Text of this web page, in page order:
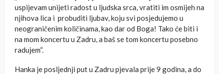
uspijevam unijeti radost u ljudska srca, vratiti im osmijeh na
njihova lica i probuditi ljubav, koju svi posjedujemo u
neograničenim količinama, kao dar od Boga! Tako će biti i
na mom koncertu u Zadru, a baš se tom koncertu posebno
radujem“.
Hanka je posljednji put u Zadru pjevala prije 9 godina, a do